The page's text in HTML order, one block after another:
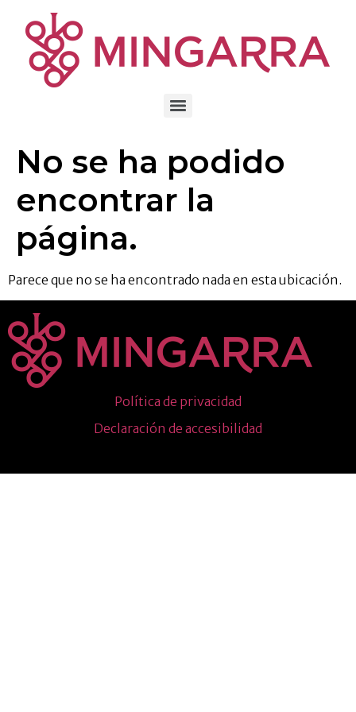
contenido
No se ha podido
encontrar la
página.
Parece que no se ha encontrado nada en esta ubicación.
Política de privacidad
Declaración de accesibilidad